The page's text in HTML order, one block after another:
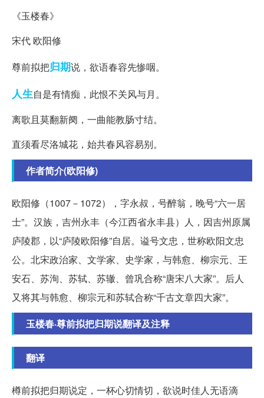
《玉楼春》
宋代 欧阳修
尊前拟把归期说，欲语春容先惨咽。
人生自是有情痴，此恨不关风与月。
离歌且莫翻新阕，一曲能教肠寸结。
直须看尽洛城花，始共春风容易别。
作者简介(欧阳修)
欧阳修（1007－1072），字永叔，号醉翁，晚号“六一居
士”。汉族，吉州永丰（今江西省永丰县）人，因吉州原属
庐陵郡，以“庐陵欧阳修”自居。谥号文忠，世称欧阳文忠
公。北宋政治家、文学家、史学家，与韩愈、柳宗元、王
安石、苏洵、苏轼、苏辙、曾巩合称“唐宋八大家”。后人
又将其与韩愈、柳宗元和苏轼合称“千古文章四大家”。
玉楼春·尊前拟把归期说翻译及注释
翻译
樽前拟把归期说定，一杯心切情切，欲说时佳人无语滴